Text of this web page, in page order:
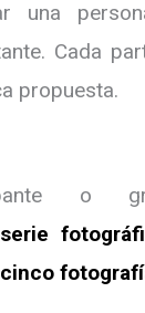
una
Cada
propuesta.
o